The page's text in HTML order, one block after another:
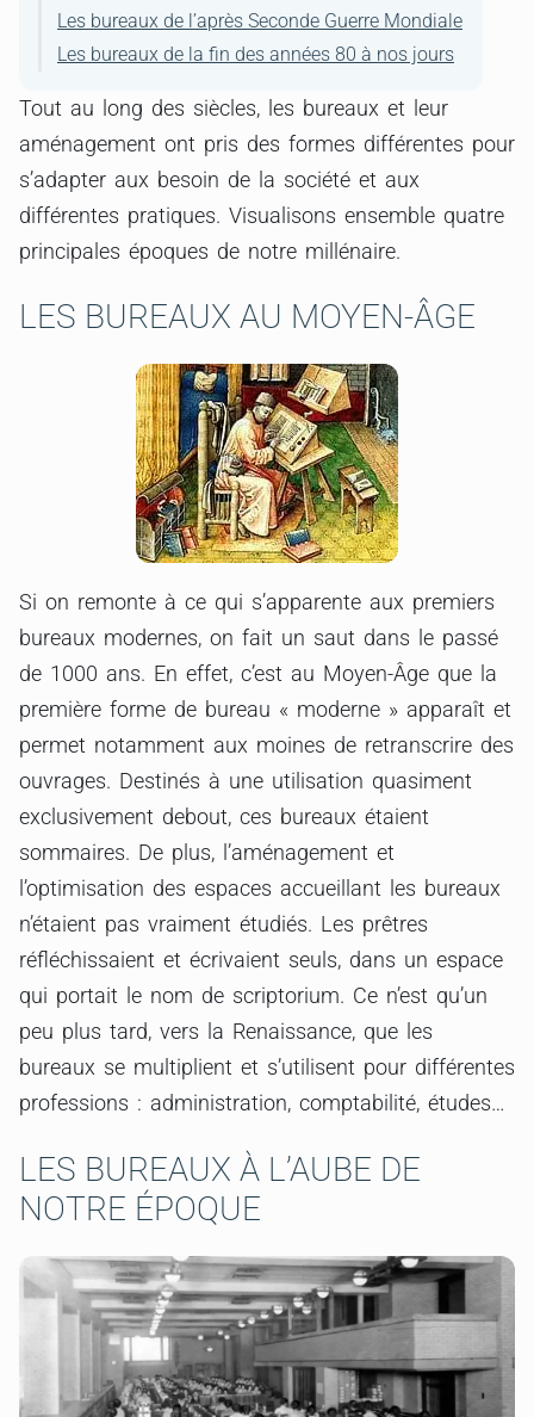
Les bureaux de l’après Seconde Guerre Mondiale
Les bureaux de la fin des années 80 à nos jours
Tout au long des siècles, les bureaux et leur
aménagement ont pris des formes différentes pour
s’adapter aux besoin de la société et aux
différentes pratiques. Visualisons ensemble quatre
principales époques de notre millénaire.
LES BUREAUX AU MOYEN-ÂGE
Si on remonte à ce qui s’apparente aux premiers
bureaux modernes, on fait un saut dans le passé
de 1000 ans. En effet, c’est au Moyen-Âge que la
première forme de bureau « moderne » apparaît et
permet notamment aux moines de retranscrire des
ouvrages. Destinés à une utilisation quasiment
exclusivement debout, ces bureaux étaient
sommaires. De plus, l’aménagement et
l’optimisation des espaces accueillant les bureaux
n’étaient pas vraiment étudiés. Les prêtres
réfléchissaient et écrivaient seuls, dans un espace
qui portait le nom de scriptorium. Ce n’est qu’un
peu plus tard, vers la Renaissance, que les
bureaux se multiplient et s’utilisent pour différentes
professions : administration, comptabilité, études…
LES BUREAUX À L’AUBE DE
NOTRE ÉPOQUE